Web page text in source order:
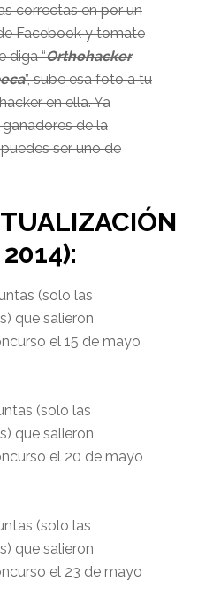
correctas en por un
Facebook y tomate
diga “Orthohacker
”, sube esa foto a tu
en ella. Ya
de la
ser uno de
(solo las
que salieron
el 15 de mayo
(solo las
que salieron
el 20 de mayo
(solo las
que salieron
el 23 de mayo